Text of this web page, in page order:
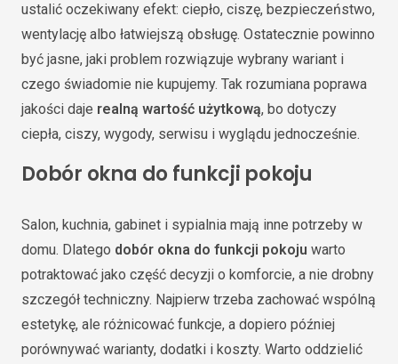
ustalić oczekiwany efekt: ciepło, ciszę, bezpieczeństwo,
wentylację albo łatwiejszą obsługę. Ostatecznie powinno
być jasne, jaki problem rozwiązuje wybrany wariant i
czego świadomie nie kupujemy. Tak rozumiana poprawa
jakości daje realną wartość użytkową, bo dotyczy
ciepła, ciszy, wygody, serwisu i wyglądu jednocześnie.
Dobór okna do funkcji pokoju
Salon, kuchnia, gabinet i sypialnia mają inne potrzeby w
domu. Dlatego dobór okna do funkcji pokoju warto
potraktować jako część decyzji o komforcie, a nie drobny
szczegół techniczny. Najpierw trzeba zachować wspólną
estetykę, ale różnicować funkcje, a dopiero później
porównywać warianty, dodatki i koszty. Warto oddzielić